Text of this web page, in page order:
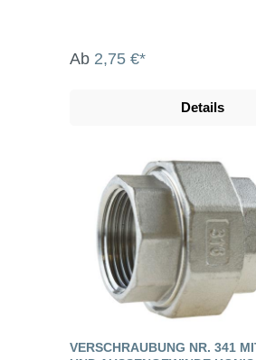
Ab 2,75 €*
Details
VERSCHRAUBUNG NR. 341